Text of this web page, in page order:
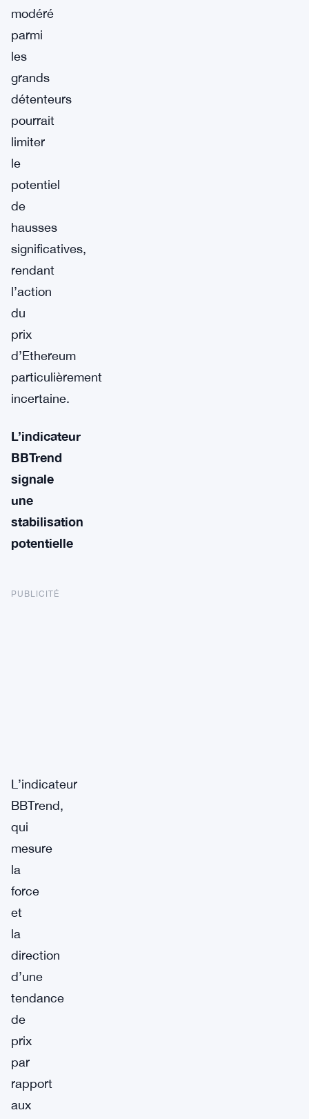
modéré
parmi
les
grands
détenteurs
pourrait
limiter
le
potentiel
de
hausses
significatives,
rendant
l’action
du
prix
d’Ethereum
particulièrement
incertaine.
L’indicateur
BBTrend
signale
une
stabilisation
potentielle
PUBLICITÉ
L’indicateur
BBTrend,
qui
mesure
la
force
et
la
direction
d’une
tendance
de
prix
par
rapport
aux